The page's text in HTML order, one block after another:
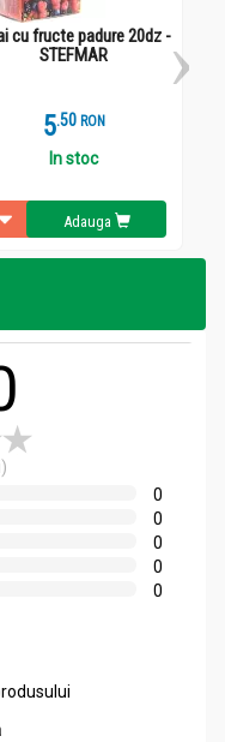
între 200 - 1000 ml.
cu fructe padure 20dz -
STEFMAR
5.5 RON
In stoc
Adauga
0
0
0
0
0